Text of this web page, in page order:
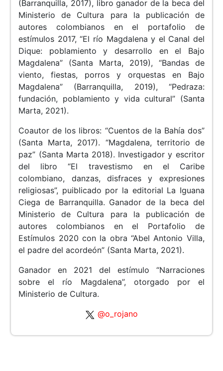
(Barranquilla, 2017), libro ganador de la beca del
Ministerio de Cultura para la publicación de
autores colombianos en el portafolio de
estímulos 2017, “El río Magdalena y el Canal del
Dique: poblamiento y desarrollo en el Bajo
Magdalena” (Santa Marta, 2019), “Bandas de
viento, fiestas, porros y orquestas en Bajo
Magdalena” (Barranquilla, 2019), “Pedraza:
fundación, poblamiento y vida cultural” (Santa
Marta, 2021).
Coautor de los libros: “Cuentos de la Bahía dos”
(Santa Marta, 2017). “Magdalena, territorio de
paz” (Santa Marta 2018). Investigador y escritor
del libro “El travestismo en el Caribe
colombiano, danzas, disfraces y expresiones
religiosas”, puiblicado por la editorial La Iguana
Ciega de Barranquilla. Ganador de la beca del
Ministerio de Cultura para la publicación de
autores colombianos en el Portafolio de
Estímulos 2020 con la obra “Abel Antonio Villa,
el padre del acordeón” (Santa Marta, 2021).
Ganador en 2021 del estímulo “Narraciones
sobre el río Magdalena”, otorgado por el
Ministerio de Cultura.
@o_rojano